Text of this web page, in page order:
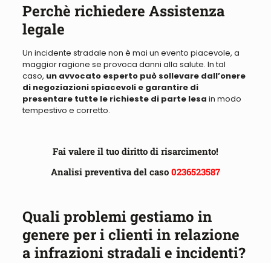
Perchè richiedere Assistenza
legale
Un incidente stradale non è mai un evento piacevole, a
maggior ragione se provoca danni alla salute. In tal
caso, un avvocato esperto può sollevare dall’onere
di negoziazioni spiacevoli e garantire di
presentare tutte le richieste di parte lesa in modo
tempestivo e corretto.
Fai valere il tuo diritto di risarcimento!
Analisi preventiva del caso 0236523587
Quali problemi gestiamo in
genere per i clienti in relazione
a infrazioni stradali e incidenti?